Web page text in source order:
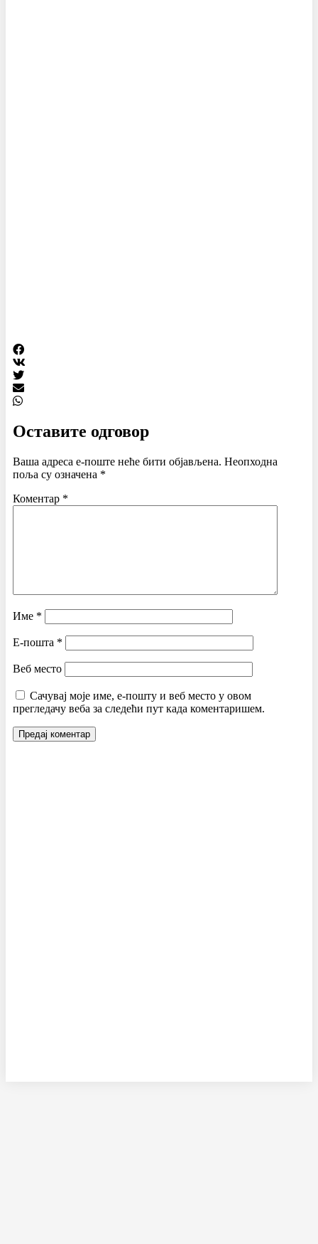
Оставите одговор
Ваша адреса е-поште неће бити објављена. Неопходна
поља су означена *
Коментар *
Име *
Е-пошта *
Веб место
Сачувај моје име, е-пошту и веб место у овом
прегледачу веба за следећи пут када коментаришем.